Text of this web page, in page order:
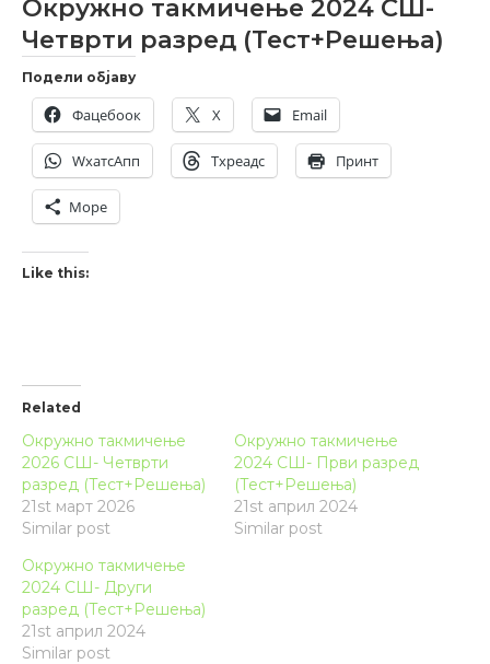
Окружно такмичење 2024 СШ-
Четврти разред (Тест+Решења)
Подели објаву
Фацебоок X Email
WхатсАпп Тхреадс Принт
Море
Like this:
Related
Окружно такмичење
2026 СШ- Четврти
разред (Тест+Решења)
21st март 2026
Similar post
Окружно такмичење
2024 СШ- Први разред
(Тест+Решења)
21st април 2024
Similar post
Окружно такмичење
2024 СШ- Други
разред (Тест+Решења)
21st април 2024
Similar post